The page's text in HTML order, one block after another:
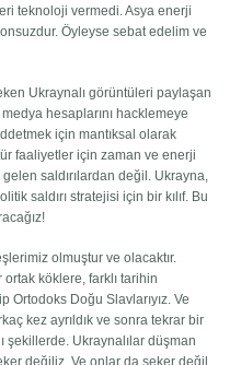
teknoloji vermedi. Asya enerji
Öyleyse sebat edelim ve
Ukraynalı görüntüleri paylaşan
hesaplarını hacklemeye
için mantıksal olarak
faaliyetler için zaman ve enerji
saldırılardan değil. Ukrayna,
saldırı stratejisi için bir kılıf. Bu
olmuştur ve olacaktır.
ortak köklere, farklı tarihin
Ortodoks Doğu Slavlarıyız. Ve
kez ayrıldık ve sonra tekrar bir
şekillerde. Ukraynalılar düşman
değiliz. Ve onlar da şeker değil.